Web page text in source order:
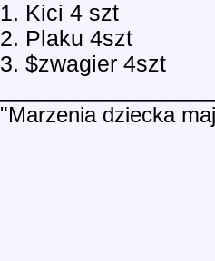
1. Kici 4 szt
2. Plaku 4szt
3. $zwagier 4szt
"Marzenia dziecka